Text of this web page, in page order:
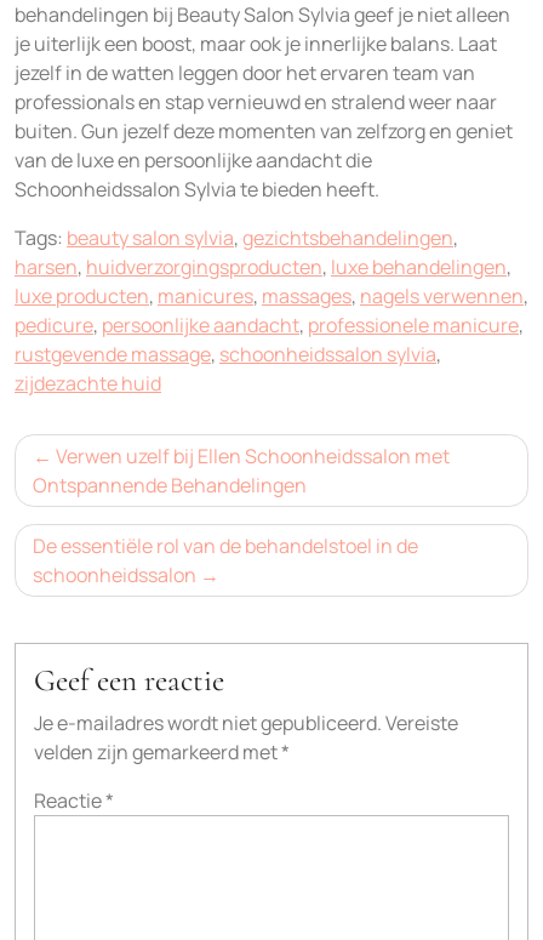
behandelingen bij Beauty Salon Sylvia geef je niet alleen
je uiterlijk een boost, maar ook je innerlijke balans. Laat
jezelf in de watten leggen door het ervaren team van
professionals en stap vernieuwd en stralend weer naar
buiten. Gun jezelf deze momenten van zelfzorg en geniet
van de luxe en persoonlijke aandacht die
Schoonheidssalon Sylvia te bieden heeft.
Tags: beauty salon sylvia,gezichtsbehandelingen,
harsen, huidverzorgingsproducten, luxe behandelingen,
luxe producten, manicures, massages, nagels verwennen,
pedicure, persoonlijke aandacht, professionele manicure,
rustgevende massage, schoonheidssalon sylvia,
zijdezachte huid
Bericht
navigatie
Verwen uzelf bij Ellen Schoonheidssalon met
Ontspannende Behandelingen
De essentiële rol van de behandelstoel in de
schoonheidssalon
Geef een reactie
Je e-mailadres wordt niet gepubliceerd.Vereiste
velden zijn gemarkeerd met*
Reactie*